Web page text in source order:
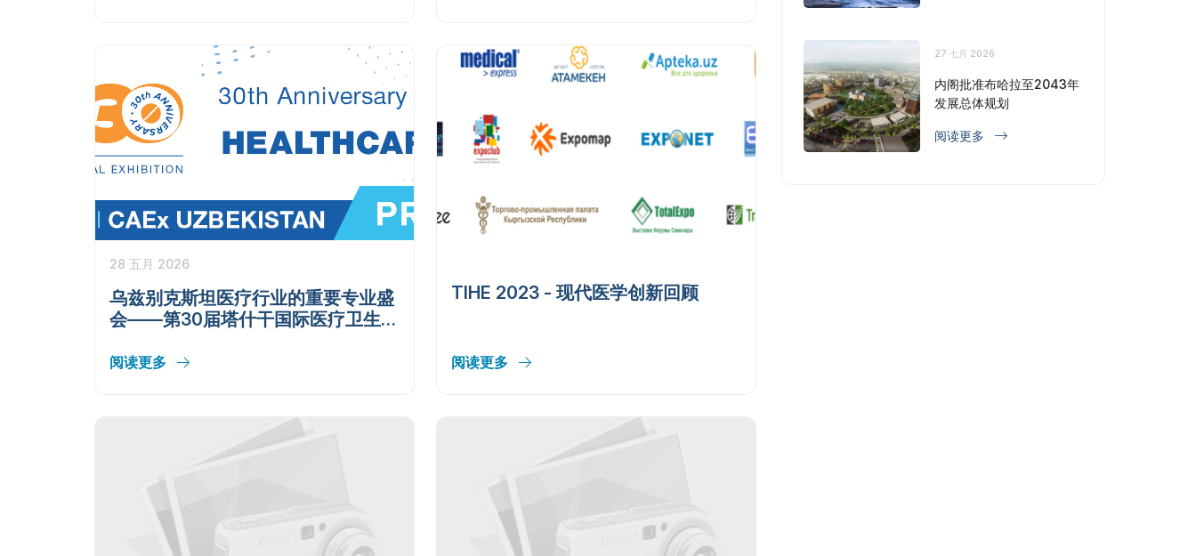
28 五月 2026
乌兹别克斯坦医疗行业的重要专业盛
会——第30届塔什干国际医疗卫生展
阅读更多
TIHE 2023 - 现代医学创新回顾
阅读更多
27 七月 2026
内阁批准布哈拉至2043年
发展总体规划
阅读更多